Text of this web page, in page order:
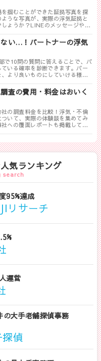
掴むことができた証拠写真を探
うな写真が、実際の浮気証拠と
しょうか？LINEのメッセージやり
す。い…！パートナーの浮気
で10問の質問に答えることで、パ
いる確率を診断できます。パー
より良いものにしていける様に
査の費用・料金はおいく
の調査料金を比較！浮気・不倫
いて、実際の体験談を集めてみ
への覆面レポートも掲載してい
気ランキング
search
95%達成
リサーチ
運営
の大手老舗探偵事務
偵